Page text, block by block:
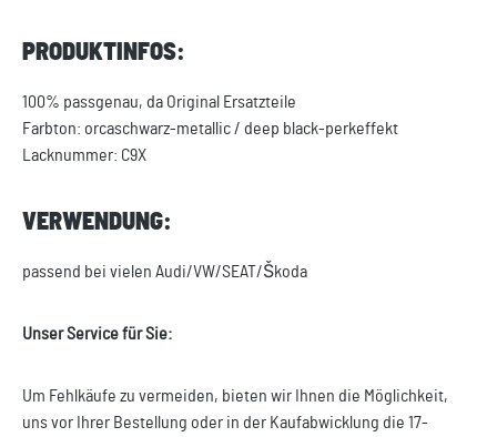
PRODUKTINFOS:
100% passgenau, da Original Ersatzteile
Farbton: orcaschwarz-metallic / deep black-perkeffekt
Lacknummer: C9X
VERWENDUNG:
passend bei vielen Audi/VW/SEAT/Škoda
Unser Service für Sie:
Um Fehlkäufe zu vermeiden, bieten wir Ihnen die Möglichkeit,
uns vor Ihrer Bestellung oder in der Kaufabwicklung die 17-